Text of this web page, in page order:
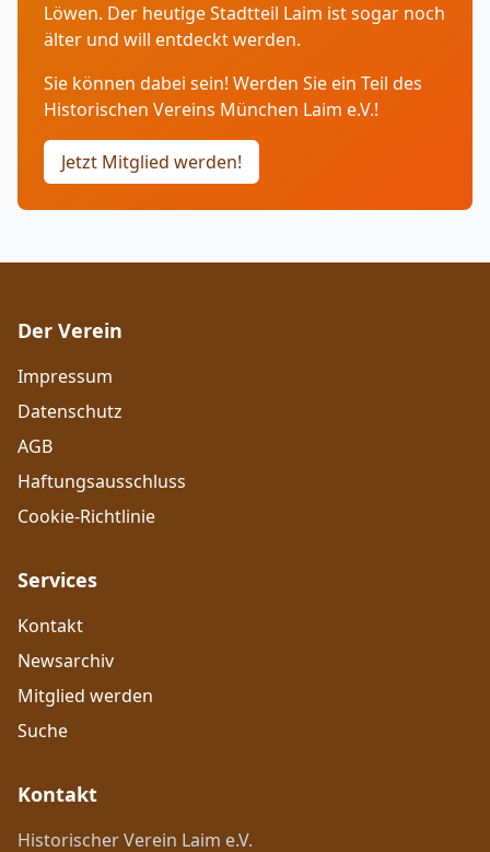
Löwen. Der heutige Stadtteil Laim ist sogar noch
älter und will entdeckt werden.
Sie können dabei sein! Werden Sie ein Teil des
Historischen Vereins München Laim e.V.!
Jetzt Mitglied werden!
Der Verein
Impressum
Datenschutz
AGB
Haftungsausschluss
Cookie-Richtlinie
Services
Kontakt
Newsarchiv
Mitglied werden
Suche
Kontakt
Historischer Verein Laim e.V.